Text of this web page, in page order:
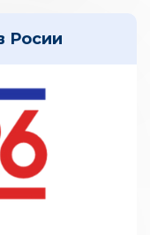
Росии